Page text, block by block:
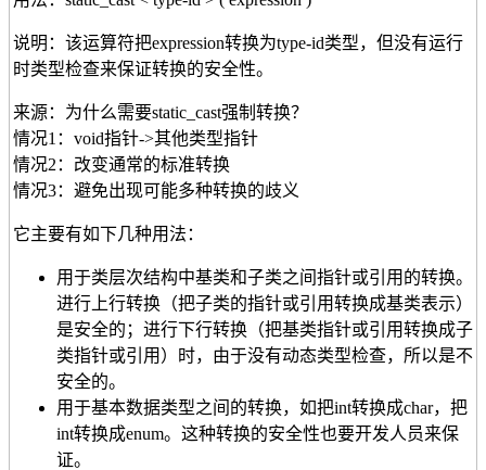
说明：该运算符把expression转换为type-id类型，但没有运行
时类型检查来保证转换的安全性。
来源：为什么需要static_cast强制转换？
情况1：void指针->其他类型指针
情况2：改变通常的标准转换
情况3：避免出现可能多种转换的歧义
它主要有如下几种用法：
用于类层次结构中基类和子类之间指针或引用的转换。
进行上行转换（把子类的指针或引用转换成基类表示）
是安全的；进行下行转换（把基类指针或引用转换成子
类指针或引用）时，由于没有动态类型检查，所以是不
安全的。
用于基本数据类型之间的转换，如把int转换成char，把
int转换成enum。这种转换的安全性也要开发人员来保
证。